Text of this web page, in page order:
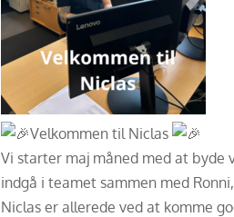
Velkommen til Niclas
Vi starter maj måned med at byde
indgå i teamet sammen med
Niclas er allerede ved at komme